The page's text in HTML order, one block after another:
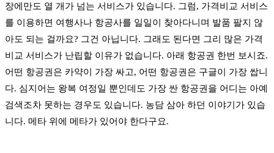
장에만도 열 개가 넘는 서비스가 있습니다. 그럼, 가격비교 서비스
를 이용하면 여행사나 항공사를 일일이 찾아다니며 발품 팔지 않
아도 되는 걸까요? 그건 아닙니다. 그래도 된다면 그리 많은 가격
비교 서비스가 난립할 이유가 없습니다. 아래 항공권 한번 보시죠.
어떤 항공권은 카약이 가장 싸고, 어떤 항공권은 구글이 가장 쌉니
다. 심지어는 왕복 여정일 뿐인데도 가장 싼 항공권을 어디는 아예
검색조차 못하는 경우도 있습니다. 농담 삼아 하던 이야기가 있습
니다. 메타 위에 메타가 있어야 한다구요.